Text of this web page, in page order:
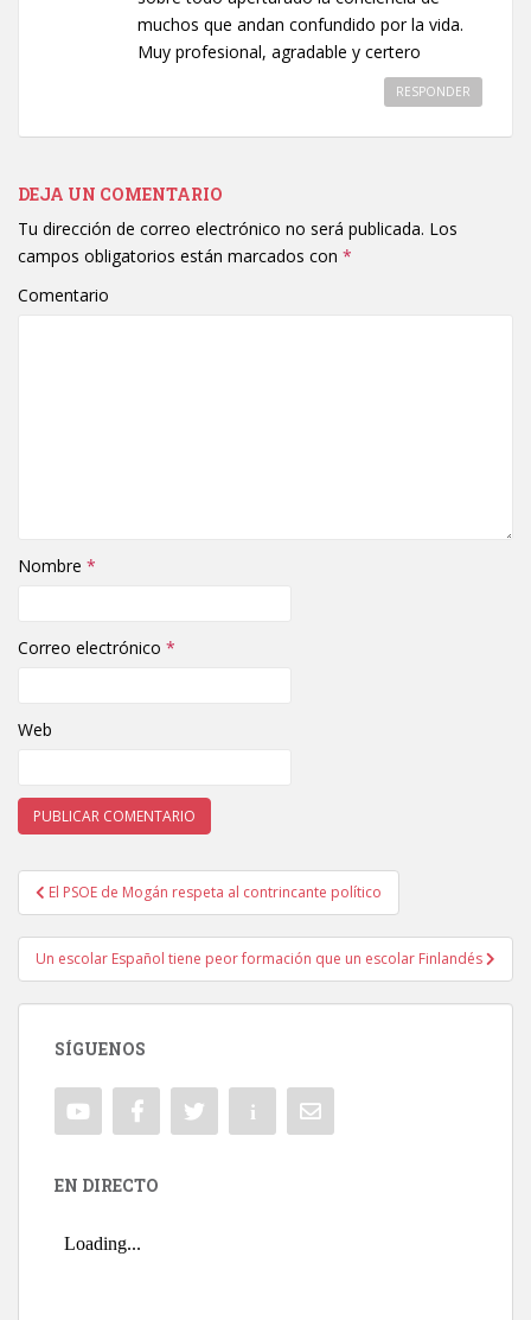
muchos que andan confundido por la vida.
Muy profesional, agradable y certero
RESPONDER
DEJA UN COMENTARIO
Tu dirección de correo electrónico no será publicada. Los
campos obligatorios están marcados con *
Comentario
Nombre *
Correo electrónico *
Web
Navegación de entradas
El PSOE de Mogán respeta al contrincante político
Un escolar Español tiene peor formación que un escolar Finlandés
SÍGUENOS
EN DIRECTO